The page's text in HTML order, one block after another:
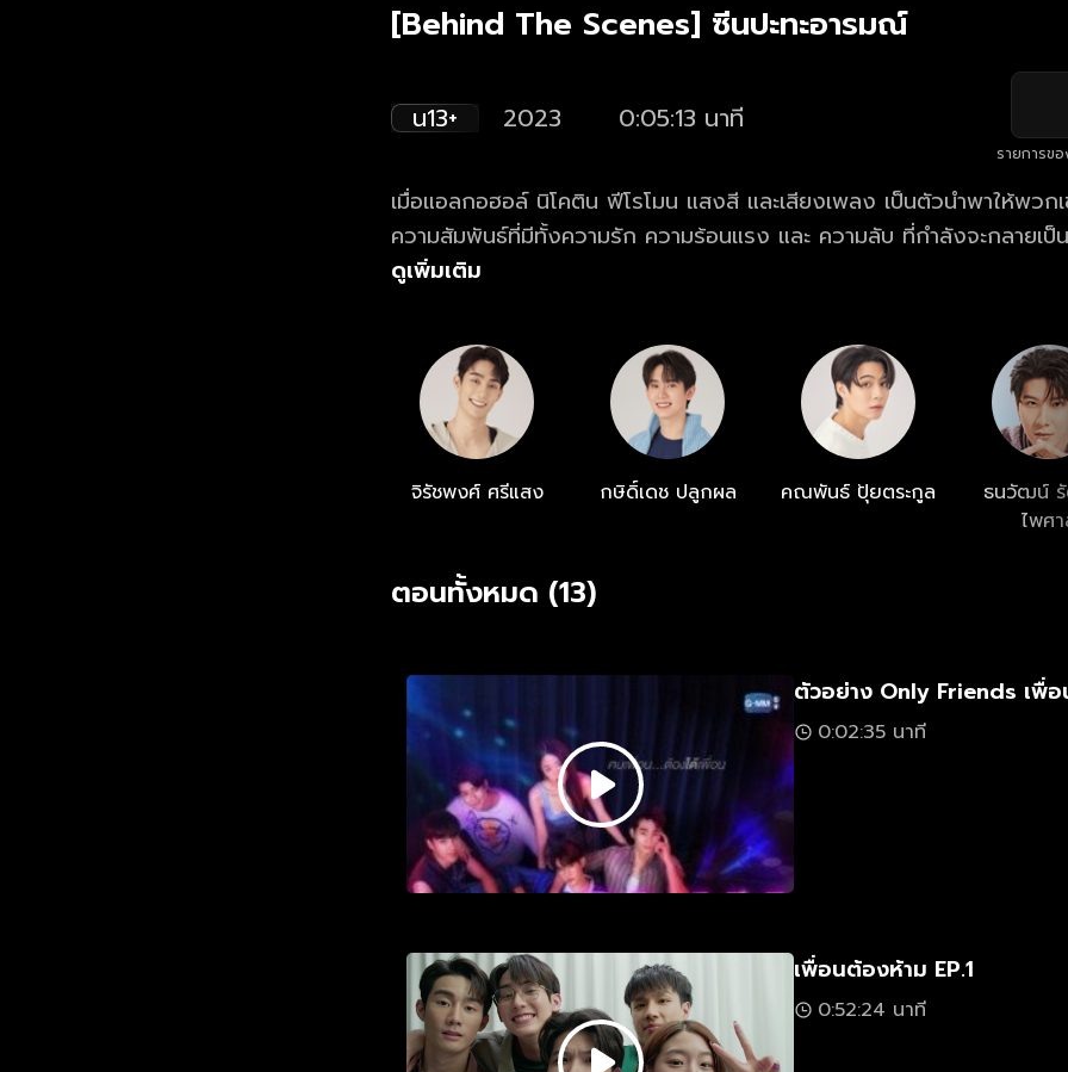
[Behind The Scenes] ซีนปะทะอารมณ์
น13+ 2023 0:05:13 นาที
รายการข
เมื่อแอลกอฮอล์ นิโคติน ฟีโรโมน แสงสี และเสียงเพลง เป็นตัวนำพาให้พวกเ
ความสัมพันธ์ที่มีทั้งความรัก ความร้อนแรง และ ความลับ ที่กำลังจะกลายเ
คำว่าเพื่อน เตรียมพบกับความสัมพันธ์ “เพื่อน” ที่ข้ามเส้นจนกลายเป็น “เพื่อนต้
แอปฯ oneD.net
ดูเพิ่มเติม
จิรัชพงศ์ ศรีแสง กษิดิ์เดช ปลูกผล คณพันธ์ ปุ้ยตระกูล
ธนวัฒน์
ไพศ
ตอนทั้งหมด (13)
ตัวอย่าง Only Friends เพื่
0:02:35 นาที
เพื่อนต้องห้าม EP.1
0:52:24 นาที